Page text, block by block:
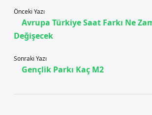
Önceki Yazı
Avrupa Türkiye Saat Farkı Ne
Değişecek
Sonraki Yazı
Gençlik Parkı Kaç M2